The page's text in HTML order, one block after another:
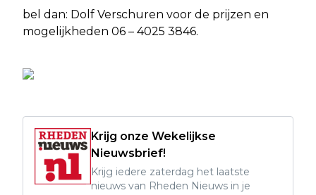
bel dan: Dolf Verschuren voor de prijzen en
mogelijkheden 06 – 4025 3846.
Krijg onze Wekelijkse
Nieuwsbrief!
Krijg iedere zaterdag het laatste
nieuws van Rheden Nieuws in je